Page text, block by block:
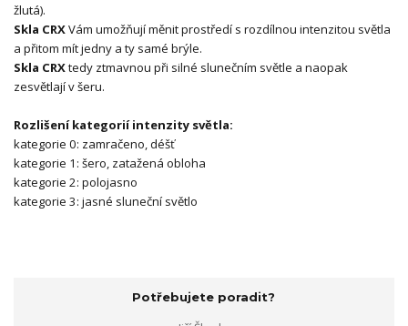
žlutá).
Skla CRXVám umožňují měnit prostředí s rozdílnou intenzitou světla
a přitom mít jedny a ty samé brýle.
Skla CRXtedy ztmavnou při silné slunečním světle a naopak
zesvětlají v šeru.
Rozlišení kategorií intenzity světla:
kategorie 0: zamračeno, déšť
kategorie 1: šero, zatažená obloha
kategorie 2: polojasno
kategorie 3: jasné sluneční světlo
Potřebujete poradit?